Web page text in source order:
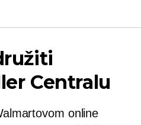
Centralu
online